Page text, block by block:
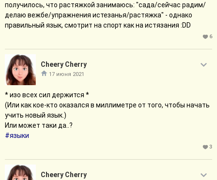
получилось, что растяжкой занимаюсь: "сада/сейчас радим/
делаю вежбе/упражнения истезанья/растяжка" - однако
правильный язык, смотрит на спорт как на истязания :DD
6
Cheery Cherry
17 июня 2021
* изо всех сил держится *
(Или как кое-кто оказался в миллиметре от того, чтобы начать
учить новый язык.)
Или может таки да..?
#языки
3
Cheery Cherry